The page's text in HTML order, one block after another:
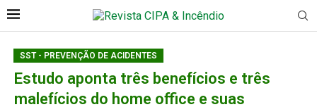
SST - PREVENÇÃO DE ACIDENTES
Estudo aponta três benefícios e três
malefícios do home office e suas